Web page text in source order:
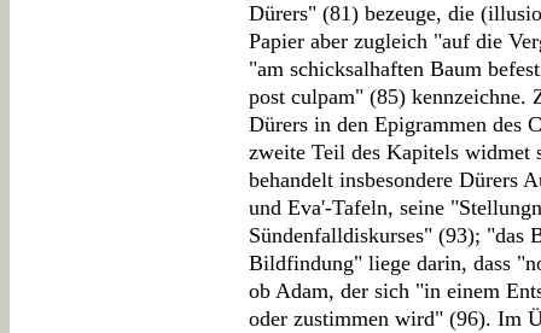
Dürers" (81) bezeuge, die
Papier aber zugleich "auf die
"am schicksalhaften Baum
post culpam" (85) kennzeichne.
Dürers in den Epigrammen des
zweite Teil des Kapitels widmet
behandelt insbesondere Dürers
und Eva'-Tafeln, seine
Sündenfalldiskurses" (93); "das
Bildfindung" liege darin, dass
ob Adam, der sich "in einem
oder zustimmen wird" (96). Im